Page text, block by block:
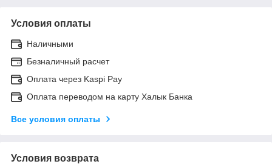
Условия оплаты
Наличными
Безналичный расчет
Оплата через Kaspi Pay
Оплата переводом на карту Халык Банка
Все условия оплаты
Условия возврата